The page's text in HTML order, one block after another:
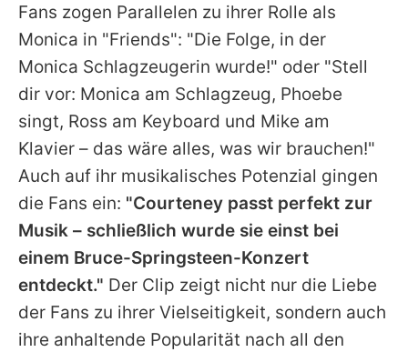
Fans zogen Parallelen zu ihrer Rolle als
Monica in "Friends": "Die Folge, in der
Monica Schlagzeugerin wurde!" oder "Stell
dir vor: Monica am Schlagzeug, Phoebe
singt, Ross am Keyboard und Mike am
Klavier – das wäre alles, was wir brauchen!"
Auch auf ihr musikalisches Potenzial gingen
die Fans ein: "Courteney passt perfekt zur
Musik – schließlich wurde sie einst bei
einem Bruce-Springsteen-Konzert
entdeckt." Der Clip zeigt nicht nur die Liebe
der Fans zu ihrer Vielseitigkeit, sondern auch
ihre anhaltende Popularität nach all den